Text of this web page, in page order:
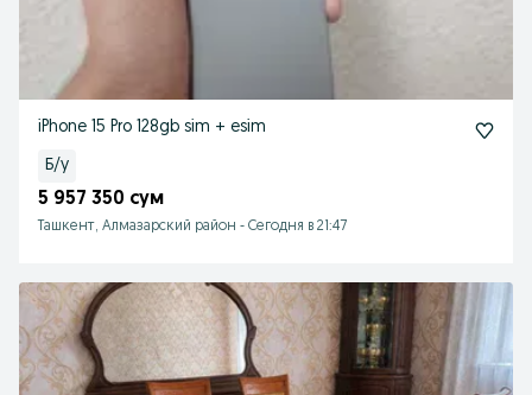
iPhone 15 Pro 128gb sim + esim
Б/у
5 957 350 сум
Ташкент, Алмазарский район - Сегодня в 21:47